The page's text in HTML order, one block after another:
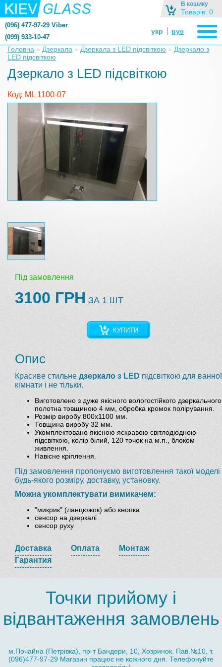
В кошику
Товарів: 0
(096) 477-97-29 Viber
(099) 933-10-47
zerkalonazakaz@gmail.com
zerkaloshop@ukr.net
укр рус
Головна » Дзеркала » Дзеркала з LED підсвіткою » Дзеркало з
LED підсвіткою
Дзеркало з LED підсвіткою
Код: ML 1100-07
Під замовлення
3100 ГРН ЗА 1 ШТ
КУПИТИ
Опис
Красиве стильне дзеркало з LED підсвіткою для ванної
кімнати і не тільки.
Виготовлено з дуже якісного вологостійкого дзеркального
полотна товщиною 4 мм, обробка кромок полірування.
Розмір виробу 800х1100 мм.
Товщина виробу 32 мм.
Укомплектовано якісною яскравою світлодіодною
підсвіткою, колір білий, 120 точок на м.п., блоком
живлення.
Навісне кріплення.
Під замовлення пропонуємо виготовлення такої моделі
будь-якого розміру, доставку, установку.
Можна укомплектувати вимикачем:
"микрик" (ланцюжок) або кнопка
сенсор на дзеркалі
сенсор руху
Доставка Оплата
Монтаж
Гарантия
Точки прийому і
відвантаження замовлень
м.Почайна (Петрівка), пр-т Бандери, 10, Хозринок. Пав.№10, т.
(096)477-97-29 Магазин працює не кожного дня. Телефонуйте